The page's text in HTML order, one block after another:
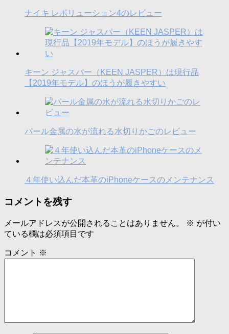
ナイキ レボリューション4のレビュー
キーン ジャスパー（KEEN JASPER）は現行品
【2019年モデル】のほうが履きやすい
パール金属の水が流れる水切りかごのレビュー
４年使い込んだ本革のiPhoneケースのメンテナンス
コメントを残す
メールアドレスが公開されることはありません。 ※ が付い
ている欄は必須項目です
コメント ※